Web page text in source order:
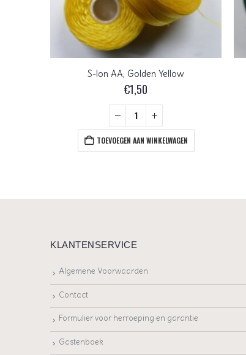
S-lon AA, Golden Yellow
€1,50
TOEVOEGEN AAN WINKELWAGEN
KLANTENSERVICE
Algemene Voorwaarden
Contact
Formulier voor herroeping en garantie
Gastenboek